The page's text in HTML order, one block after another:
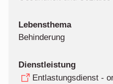
Behinderung
Entlastungsdienst -